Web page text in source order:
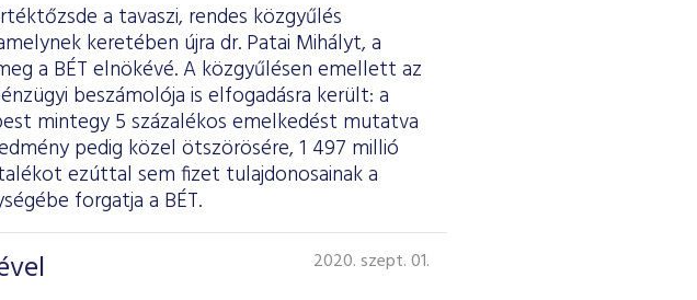
a tavaszi, rendes közgyűlés
keretében újra dr. Patai Mihályt, a
a BÉT elnökévé. A közgyűlésen emellett az
beszámolója is elfogadásra került: a
mintegy 5 százalékos emelkedést mutatva
pedig közel ötszörösére, 1 497 millió
ezúttal sem fizet tulajdonosainak a
forgatja a BÉT.
2020. szept. 01.